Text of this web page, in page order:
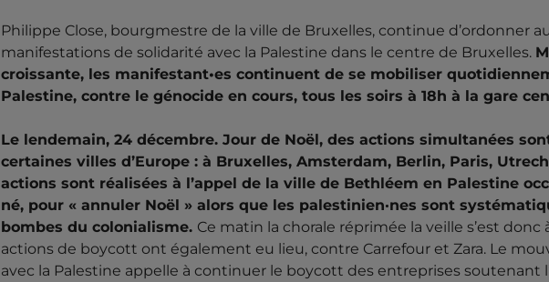
Philippe Close, bourgmestre de la ville de Bruxelles, continue d’ordonner
manifestations de solidarité avec la Palestine dans le centre de Bruxelles.
croissante, les manifestant•es continuent de se mobiliser
Palestine, contre le génocide en cours, tous les soirs à 18h à la gare
Le lendemain, 24 décembre. Jour de Noël, des actions simultanées
certaines villes d’Europe : à Bruxelles, Amsterdam, Berlin, Paris,
actions sont réalisées à l’appel de la ville de Bethléem en Palestine
né, pour « annuler Noël » alors que les palestinien·nes sont
bombes du colonialisme. Ce matin la chorale réprimée la veille s’est
actions de boycott ont également eu lieu, contre Carrefour et Zara. Le
avec la Palestine appelle à continuer le boycott des entreprises soutenant